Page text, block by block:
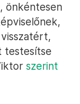
önkéntesen
testesítse
szerint